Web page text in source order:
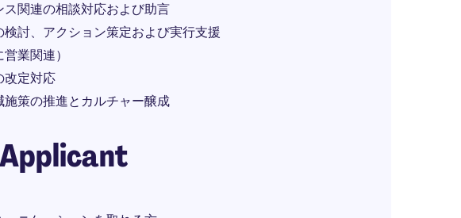
関連の相談対応および助言
討、アクション策定および実行支援
業関連）
改定対応
策の推進とカルチャー醸成